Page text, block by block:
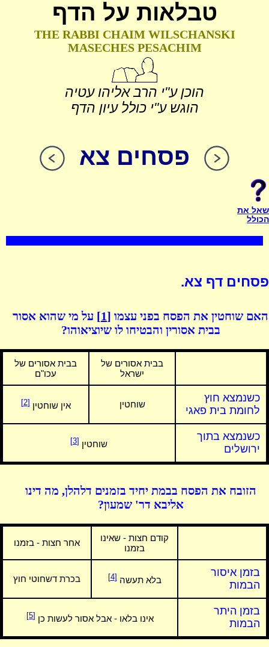
טבלאות על הדף
THE RABBI CHAIM WILSCHANSKI
MASECHES PESACHIM
הוכן ע"י הרב אליהו עטיה
הוגש ע"י כולל עיון הדף
פסחים צא
שאל את
הכולל
פסחים דף צא.
האם שוחטין את הפסח בפני עצמו [1]
על מי שהוא אסור
בבית אסורין והבטיחו לו שיוציאוהו?
בבית אסורים של
ישראל
בבית אסורים של
עכו"ם
כשנמצא חוץ
לחומת בית פאגי
שוחטין אין שוחטין[2]
כשנמצא בתוך
ירושלים
שוחטין [3]
הזובח את הפסח בבמת יחיד בזמנים דלהלן, מה דינו
אליבא דר' שמעון?
קודם חצות - שאינו
בזמנו
אחר חצות - בזמנו
בזמן איסור
הבמות
בלא תעשה[4] בכרת דשחוטי חוץ
בזמן היתר
הבמות
אינו בלאו - אבל אסור לעשות כן [5]